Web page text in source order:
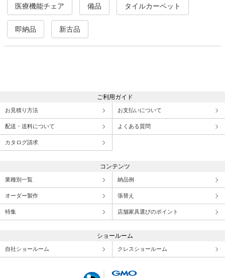
医療機能チェア 備品 タイルカーペット
即納品 新古品
ご利用ガイド
お見積り方法 お支払いについて
配送・送料について よくある質問
カタログ請求
コンテンツ
業種別一覧 納品例
オーダー製作 張替え
特集 店舗家具選びのポイント
ショールーム
自社ショールーム クレスショールーム